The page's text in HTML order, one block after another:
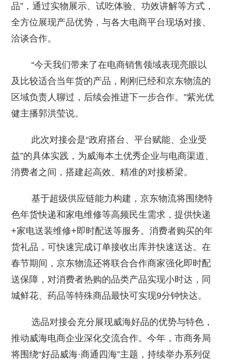
品”，通过实物展示、试吃体验、功效讲解等方式，
全方位展现产品优势，与各大电商平台现场对接、
洽谈合作。
“今天我们带来了在电商销售领域表现亮眼以
及比较适合当年货的产品，刚刚已经和京东物流的
区域负责人聊过，后续会推进下一步合作。”紫光优
健主播郭洪莹说。
此次对接会是“政府搭台、平台赋能、企业受
益”的具体实践，为威海本土优秀企业与电商渠道、
消费者之间，搭建起高效、精准的对接桥梁。
基于超级供应链能力构建，京东物流将围绕特
色年货快递和家电维修等高频民生需求，提供快递
+家电送装维修+即时配送等服务。消费者购买的年
货礼品，可快速完成订单接收出库并快速送达。在
春节期间，京东物流还将联合合作商家强化即时配
送保障，对消费者热购的品类产品实现小时达，同
城鲜花、药品等特殊商品最快可实现9分钟快达。
选品对接会充分展现威海好品的优势与特色，
推动威海电商企业深化交流合作。今年，市商务局
将围绕“好品威海·商通四海”主题，持续举办系列促